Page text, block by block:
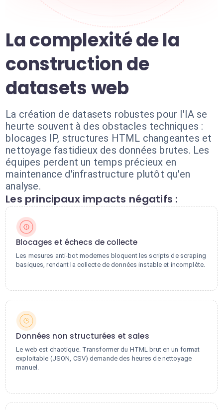
La complexité de la
construction de
datasets web
La création de datasets robustes pour l'IA se
heurte souvent à des obstacles techniques :
blocages IP, structures HTML changeantes et
nettoyage fastidieux des données brutes. Les
équipes perdent un temps précieux en
maintenance d'infrastructure plutôt qu'en
analyse.
Les principaux impacts négatifs :
Blocages et échecs de collecte
Les mesures anti-bot modernes bloquent les scripts de scraping
basiques, rendant la collecte de données instable et incomplète.
Données non structurées et sales
Le web est chaotique. Transformer du HTML brut en un format
exploitable (JSON, CSV) demande des heures de nettoyage
manuel.